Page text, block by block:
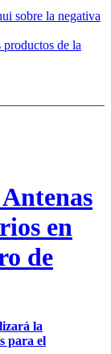
sobre la negativa
de la
en
de
la
para el